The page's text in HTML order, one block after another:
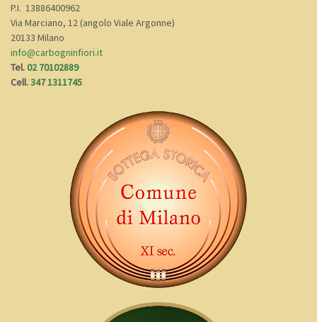
P.I. 13886400962
Via Marciano, 12 (angolo Viale Argonne)
20133 Milano
info@carbogninfiori.it
Tel.02 70102889
Cell.347 1311745